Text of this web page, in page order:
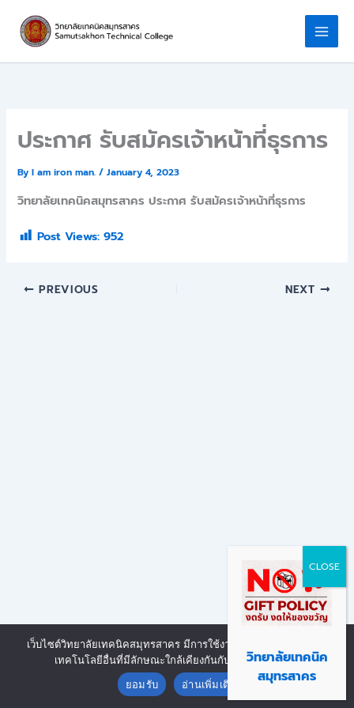
content
ประกาศ รับสมัครเจ้าหน้าที่ธุรการ
ByI am iron man./January 4, 2023
วิทยาลัยเทคนิคสมุทรสาคร ประกาศ รับสมัครเจ้าหน้าที่ธุรการ
Post Views: 952
PREVIOUS NEXT
Copyright © 2026 | Powered by งานศูนย์ข้อมูลสารสนเทศ วิทยาลัย
เทคนิคสมุทรสาคร
วิทยาลัยเทคนิค
สมุทรสาคร
เว็บไซต์วิทยาลัยเทคนิคสมุทรสาคร มีการใช้งานเทคโนโลยีคุกกี้ หรือ
เทคโนโลยีอื่นที่มีลักษณะใกล้เคียงกันกับคุกกี้ บนเว็บไซต์
ยอมรับ
อ่านเพิ่มเติม
Contact us
Open chaty